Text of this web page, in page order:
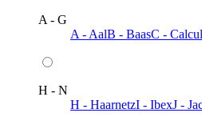
A - G
A - AalB - BaasC -
H - N
H - HaarnetzI - IbexJ -